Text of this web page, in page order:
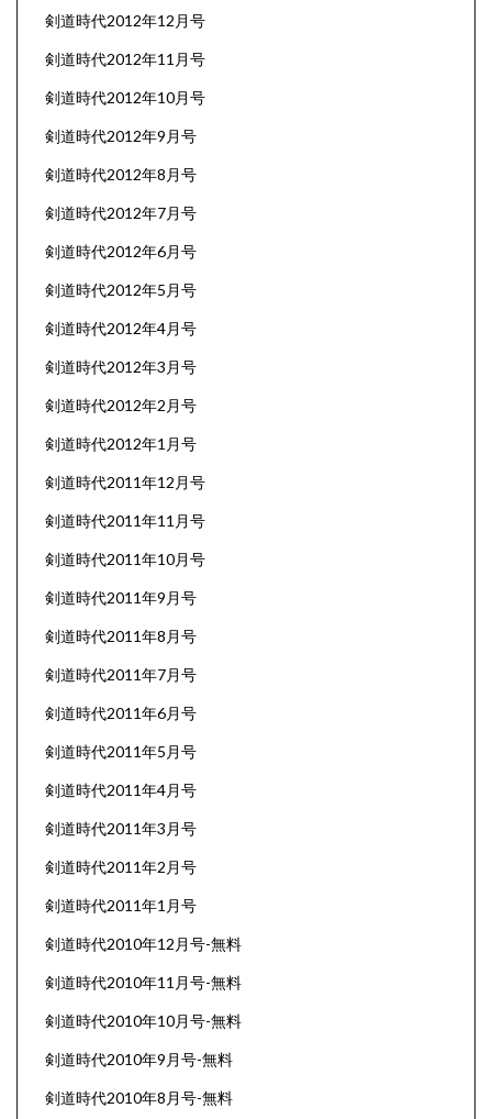
剣道時代2012年12月号
剣道時代2012年11月号
剣道時代2012年10月号
剣道時代2012年9月号
剣道時代2012年8月号
剣道時代2012年7月号
剣道時代2012年6月号
剣道時代2012年5月号
剣道時代2012年4月号
剣道時代2012年3月号
剣道時代2012年2月号
剣道時代2012年1月号
剣道時代2011年12月号
剣道時代2011年11月号
剣道時代2011年10月号
剣道時代2011年9月号
剣道時代2011年8月号
剣道時代2011年7月号
剣道時代2011年6月号
剣道時代2011年5月号
剣道時代2011年4月号
剣道時代2011年3月号
剣道時代2011年2月号
剣道時代2011年1月号
剣道時代2010年12月号-無料
剣道時代2010年11月号-無料
剣道時代2010年10月号-無料
剣道時代2010年9月号-無料
剣道時代2010年8月号-無料